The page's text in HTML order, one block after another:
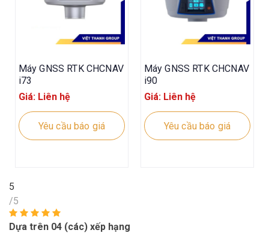
Máy GNSS RTK CHCNAV
i73
Giá: Liên hệ
Yêu cầu báo giá
Máy GNSS RTK CHCNAV
i90
Giá: Liên hệ
Yêu cầu báo giá
5
/5
Dựa trên 04 (các) xếp hạng